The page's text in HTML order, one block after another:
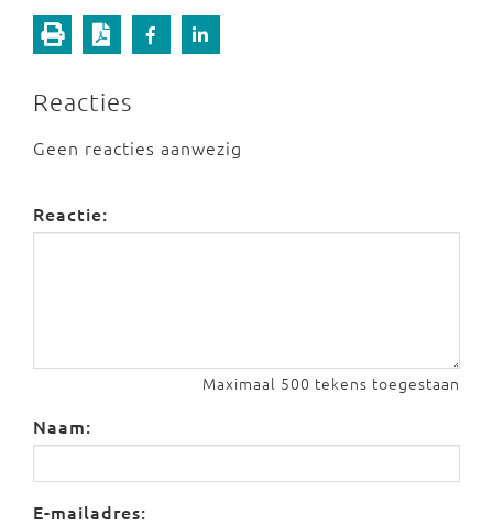
Reacties
Geen reacties aanwezig
Reactie:
Maximaal 500 tekens toegestaan
Naam:
E-mailadres: